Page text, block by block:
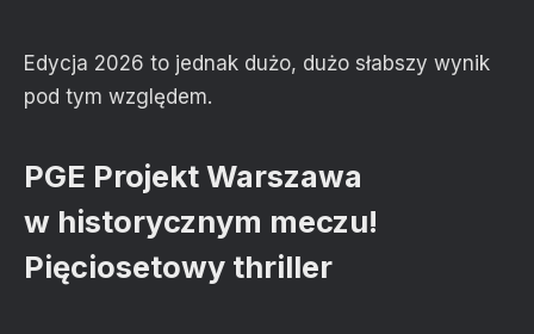
Edycja 2026 to jednak dużo, dużo słabszy wynik
pod tym względem.
PGE Projekt Warszawa
w historycznym meczu!
Pięciosetowy thriller